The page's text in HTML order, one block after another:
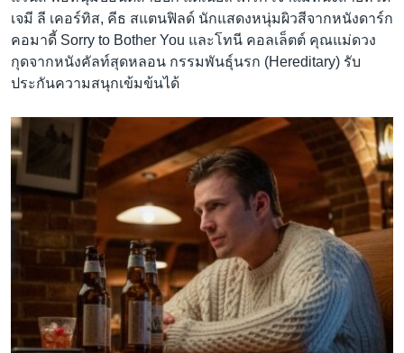
เจมี ลี เคอร์ทิส, คีธ สแตนฟิลด์ นักแสดงหนุ่มผิวสีจากหนังดาร์ก
คอมาดี้ Sorry to Bother You และโทนี คอลเล็ตต์ คุณแม่ดวง
กุดจากหนังคัลท์สุดหลอน กรรมพันธุ์นรก (Hereditary) รับ
ประกันความสนุกเข้มข้นได้